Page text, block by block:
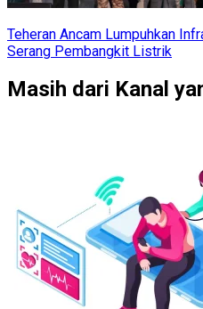
Teheran Ancam Lumpuhkan
Serang Pembangkit Listrik
Masih dari Kanal